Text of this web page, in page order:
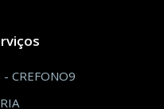
CREFONO9